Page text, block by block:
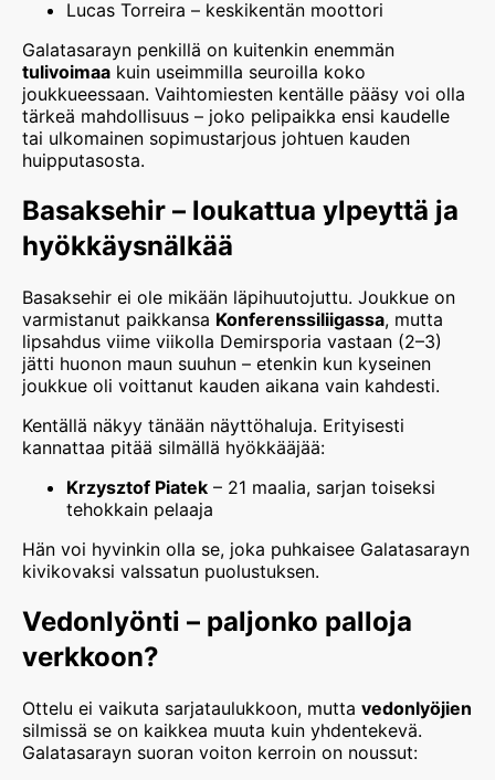
Lucas Torreira – keskikentän moottori
Galatasarayn penkillä on kuitenkin enemmän
tulivoimaa kuin useimmilla seuroilla koko
joukkueessaan. Vaihtomiesten kentälle pääsy voi olla
tärkeä mahdollisuus – joko pelipaikka ensi kaudelle
tai ulkomainen sopimustarjous johtuen kauden
huipputasosta.
Basaksehir – loukattua ylpeyttä ja
hyökkäysnälkää
Basaksehir ei ole mikään läpihuutojuttu. Joukkue on
varmistanut paikkansa Konferenssiliigassa, mutta
lipsahdus viime viikolla Demirsporia vastaan (2–3)
jätti huonon maun suuhun – etenkin kun kyseinen
joukkue oli voittanut kauden aikana vain kahdesti.
Kentällä näkyy tänään näyttöhaluja. Erityisesti
kannattaa pitää silmällä hyökkääjää:
Krzysztof Piatek – 21 maalia, sarjan toiseksi
tehokkain pelaaja
Hän voi hyvinkin olla se, joka puhkaisee Galatasarayn
kivikovaksi valssatun puolustuksen.
Vedonlyönti – paljonko palloja
verkkoon?
Ottelu ei vaikuta sarjataulukkoon, mutta vedonlyöjien
silmissä se on kaikkea muuta kuin yhdentekevä.
Galatasarayn suoran voiton kerroin on noussut: